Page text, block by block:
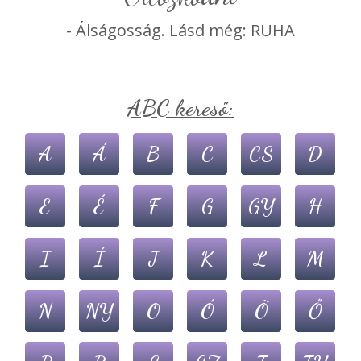
- Álságosság. Lásd még: RUHA
ABC kereső:
A Á B C CS D
E É F G GY H
I Í J K L M
N NY O Ó Ö Ő